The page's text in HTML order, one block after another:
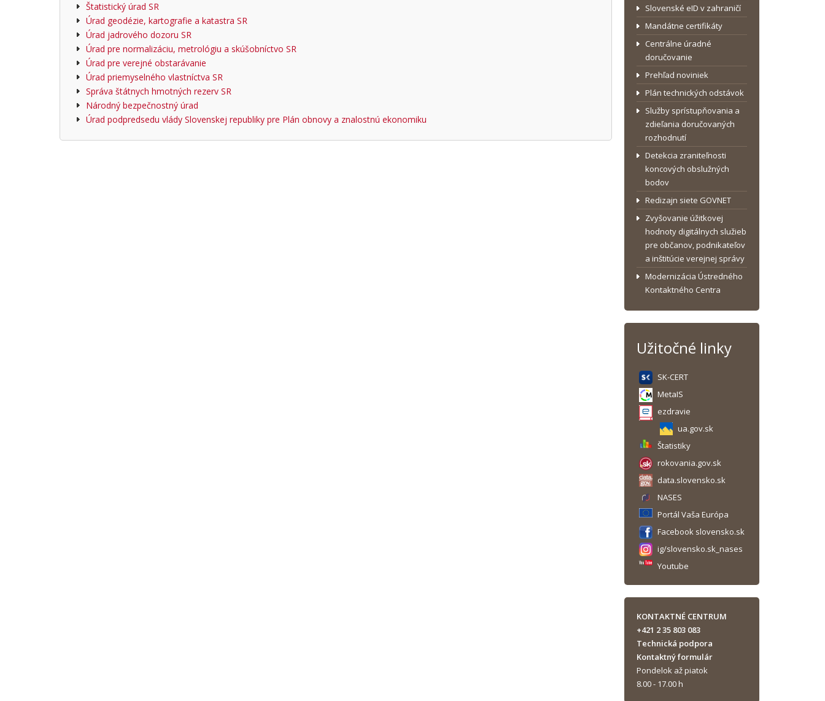
Štatistický úrad SR
Úrad geodézie, kartografie a katastra SR
Úrad jadrového dozoru SR
Úrad pre normalizáciu, metrológiu a skúšobníctvo SR
Úrad pre verejné obstarávanie
Úrad priemyselného vlastníctva SR
Správa štátnych hmotných rezerv SR
Národný bezpečnostný úrad
Úrad podpredsedu vlády Slovenskej republiky pre Plán obnovy a znalostnú ekonomiku
Slovenské eID v zahraničí
Mandátne certifikáty
Centrálne úradné
doručovanie
Prehľad noviniek
Plán technických odstávok
Služby sprístupňovania a
zdieľania doručovaných
rozhodnutí
Detekcia zraniteľnosti
koncových obslužných
bodov
Redizajn siete GOVNET
Zvyšovanie úžitkovej
hodnoty digitálnych služieb
pre občanov, podnikateľov
a inštitúcie verejnej správy
Modernizácia Ústredného
Kontaktného Centra
Užitočné linky
SK-CERT
MetaIS
ezdravie
ua.gov.sk
Štatistiky
rokovania.gov.sk
data.slovensko.sk
NASES
Portál Vaša Európa
Facebook slovensko.sk
ig/slovensko.sk_nases
Youtube
KONTAKTNÉ CENTRUM
+421 2 35 803 083
Technická podpora
Kontaktný formulár
Pondelok až piatok
8.00 - 17.00 h